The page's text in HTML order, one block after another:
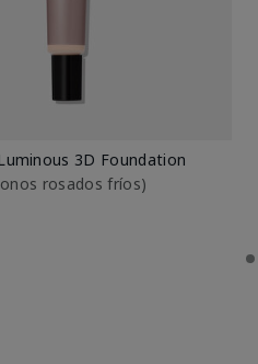
3D Foundation
rosados fríos)